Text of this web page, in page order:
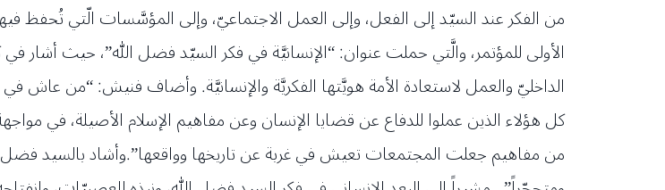
من الفكر عند السيّد إلى الفعل، وإلى العمل الاجتماعيّ، وإلى المؤسَّسات الّتي تُحفظ
الأولى للمؤتمر، والَّتي حملت عنوان: “الإنسانيَّة في فكر السيّد فضل الله”، حيث أشار
الداخليّ والعمل لاستعادة الأمة هويَّتها الفكريَّة والإنسانيَّة. وأضاف فنيش: “من
كل هؤلاء الذين عملوا للدفاع عن قضايا الإنسان وعن مفاهيم الإسلام الأصيلة، في
من مفاهيم جعلت المجتمعات تعيش في غربة عن تاريخها وواقعها”.وأشاد بالسيد فضل